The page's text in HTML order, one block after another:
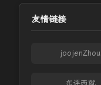
友情链接
joojenZhou
东评西就